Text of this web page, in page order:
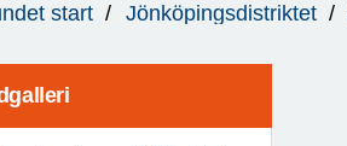
start Jönköpingsdistriktet